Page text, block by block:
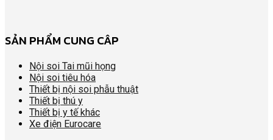
SẢN PHẨM CUNG CÂP
Nội soi Tai mũi họng
Nội soi tiêu hóa
Thiết bị nội soi phẫu thuật
Thiết bị thú y
Thiết bị y tế khác
Xe điện Eurocare